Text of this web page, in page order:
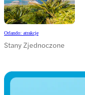
Orlando: atrakcje
Stany Zjednoczone